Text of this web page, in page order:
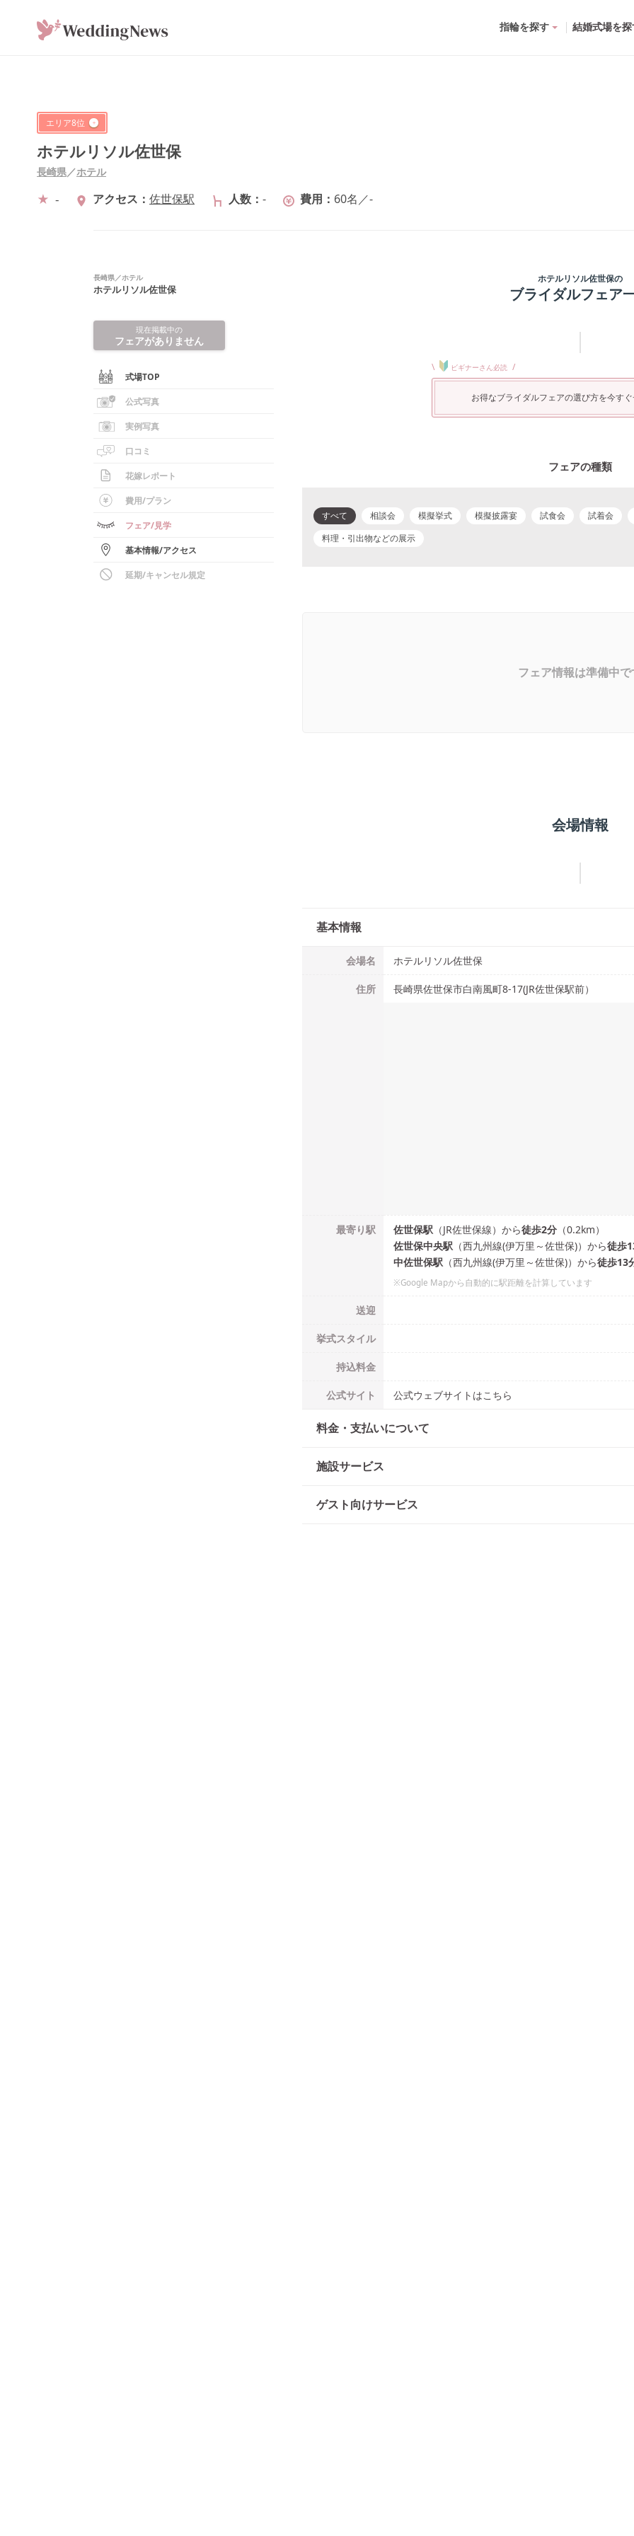
指輪を探す 結婚式場を
エリア8位
ホテルリソル佐世保
長崎県／ホテル
- アクセス 佐世保駅 人数 - 費用 60名 ／-
長崎県／ホテル
ホテルリソル佐世保
現在掲載中の
フェアがありません
式場TOP
公式写真
実例写真
口コミ
花嫁レポート
費用/プラン
フェア/見学
基本情報/アクセス
延期/キャンセル規定
ホテルリソル佐世保の
ブライダルフェア
\ ビギナーさん必読 /
お得なブライダルフェアの選び方を今す
フェアの種類
すべて 相談会 模擬挙式 模擬披露宴 試食会
試着会
料理・引出物などの展示
フェア情報は準備中で
会場情報
基本情報
会場名 ホテルリソル佐世保
住所 長崎県佐世保市白南風町8-17(JR佐世保駅前）
最寄り駅 佐世保駅 （JR佐世保線） から徒歩2分 （0.2km）
佐世保中央駅 （西九州線(伊万里～佐世保)） から徒歩
中佐世保駅 （西九州線(伊万里～佐世保)） から徒歩13
※Google Mapから自動的に駅距離を計算しています
送迎
挙式スタイル
持込料金
公式サイト 公式ウェブサイトはこちら
料金・支払いについて
施設サービス
ゲスト向けサービス